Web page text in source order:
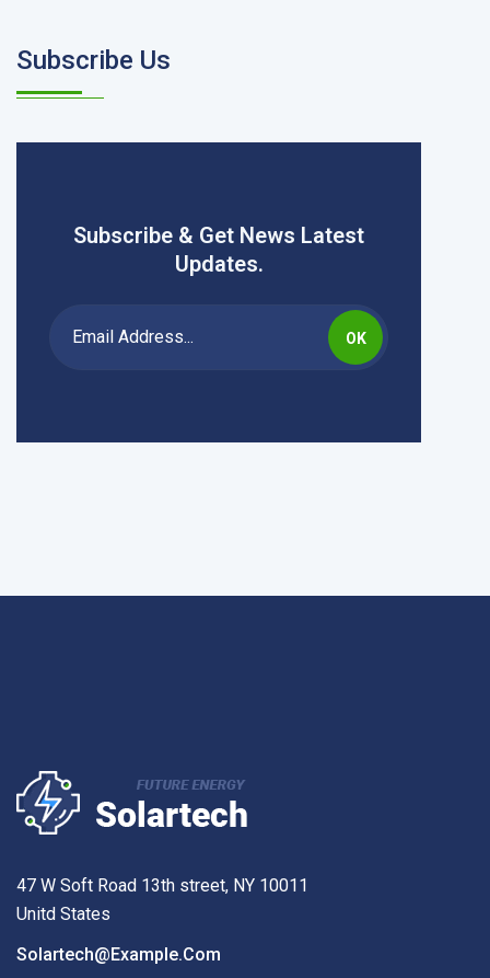
Subscribe Us
Subscribe & Get News Latest
Updates.
OK
47 W Soft Road 13th street, NY 10011
Unitd States
Solartech@example.com